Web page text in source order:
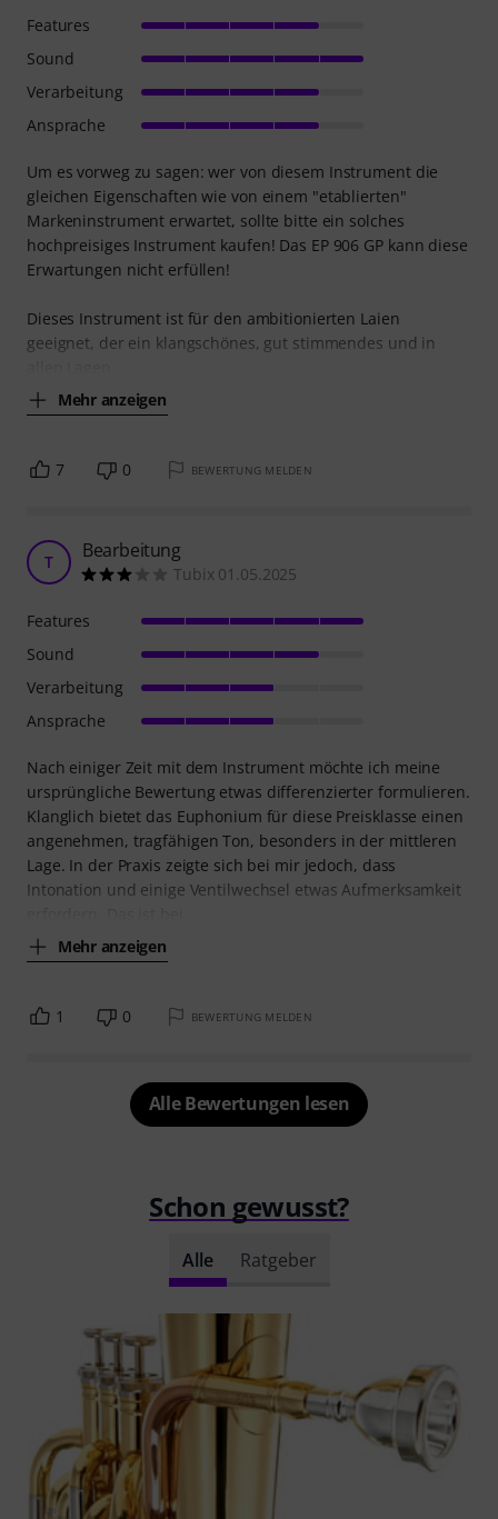
Um es vorweg zu sagen: wer von diesem Instrument die
gleichen Eigenschaften wie von einem "etablierten"
Markeninstrument erwartet, sollte bitte ein solches
hochpreisiges Instrument kaufen! Das EP 906 GP kann diese
Erwartungen nicht erfüllen!
Dieses Instrument ist für den ambitionierten Laien
geeignet, der ein klangschönes, gut stimmendes und in
Mehr anzeigen
Features
Sound
Verarbeitung
Ansprache
7 0 BEWERTUNG MELDEN
T Bearbeitung
Tubix 01.05.2025
Nach einiger Zeit mit dem Instrument möchte ich meine
ursprüngliche Bewertung etwas differenzierter formulieren.
Klanglich bietet das Euphonium für diese Preisklasse einen
angenehmen, tragfähigen Ton, besonders in der mittleren
Lage. In der Praxis zeigte sich bei mir jedoch, dass
Intonation und einige Ventilwechsel etwas Aufmerksamkeit
Mehr anzeigen
Features
Sound
Verarbeitung
Ansprache
1 0 BEWERTUNG MELDEN
Alle Bewertungen lesen
Schon gewusst?
Alle Ratgeber